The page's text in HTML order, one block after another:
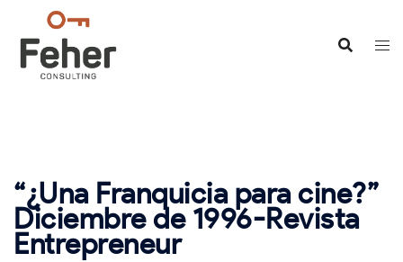
contenido
“¿Una Franquicia para cine?”
Diciembre de 1996-Revista
Entrepreneur